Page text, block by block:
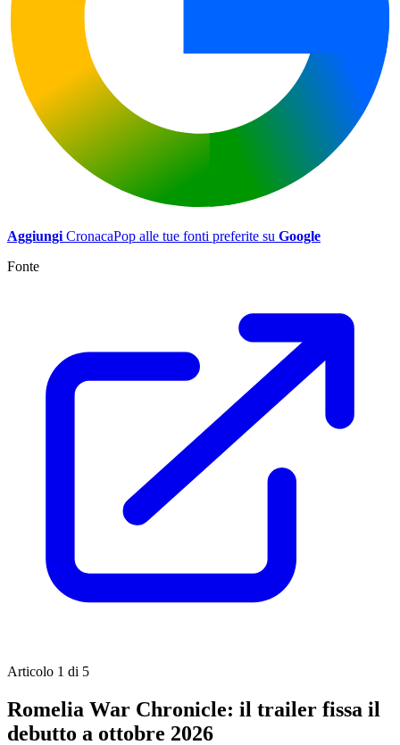
Aggiungi CronacaPop alle tue fonti preferite su Google
Fonte
Articolo 1 di 5
Romelia War Chronicle: il trailer fissa il
debutto a ottobre 2026